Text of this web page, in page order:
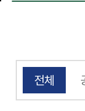
전체